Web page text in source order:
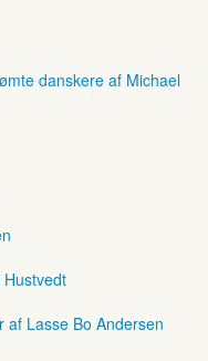
danskere af Michael
Lasse Bo Andersen